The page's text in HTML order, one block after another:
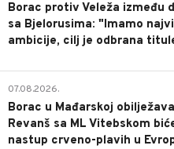
Borac protiv Veleža između
sa Bjelorusima: "Imamo
ambicije, cilj je odbrana
07.08.2026.
Borac u Mađarskoj
Revanš sa ML Vitebskom
nastup crveno-plavih u